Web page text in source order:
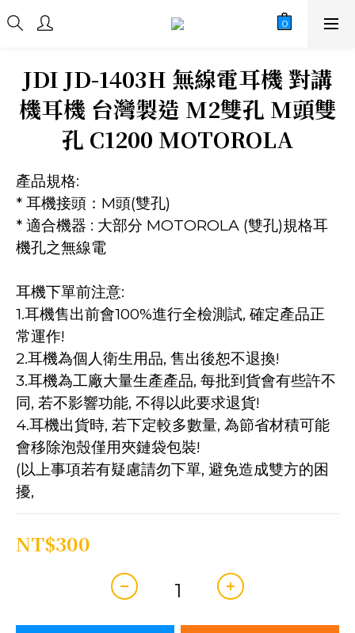
JDI JD-1403H 無線電耳機 對講
機耳機 台灣製造 M2雙孔 M頭雙
孔 C1200 MOTOROLA
產品規格:
* 耳機接頭：M頭(雙孔)
* 適合機器 : 大部分 MOTOROLA (雙孔)規格耳
機孔之無線電
耳機下單前注意:
1.耳機售出前會100%進行全檢測試, 確定產品正
常運作!
2.耳機為個人衛生用品, 售出後恕不退換!
3.耳機為工廠大量生產產品, 每批到貨會有些許不
同, 若不影響功能, 不得以此要求退貨!
4.耳機出貨時, 若下定較多數量, 為節省材積可能
會移除泡殼僅用夾鏈袋包裝!
(以上事項若有疑慮請勿下單, 避免造成雙方的困
擾,
NT$300